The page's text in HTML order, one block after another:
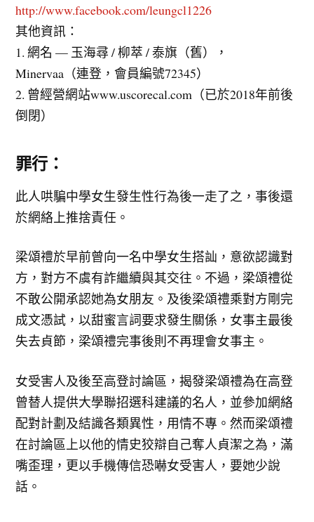
http://www.facebook.com/leungcl1226
其他資訊：
1. 網名 — 玉海尋 / 柳萃 / 泰旗（舊），
Minervaa（連登，會員編號72345）
2. 曾經營網站www.uscorecal.com（已於2018年前後
倒閉）
罪行：
此人哄騙中學女生發生性行為後一走了之，事後還
於網絡上推捨責任。
梁頌禮於早前曾向一名中學女生搭訕，意欲認識對
方，對方不虞有詐繼續與其交往。不過，梁頌禮從
不敢公開承認她為女朋友。及後梁頌禮乘對方剛完
成文憑試，以甜蜜言詞要求發生關係，女事主最後
失去貞節，梁頌禮完事後則不再理會女事主。
女受害人及後至高登討論區，揭發梁頌禮為在高登
曾替人提供大學聯招選科建議的名人，並參加網絡
配對計劃及結識各類異性，用情不專。然而梁頌禮
在討論區上以他的情史狡辯自己奪人貞潔之為，滿
嘴歪理，更以手機傳信恐嚇女受害人，要她少說
話。